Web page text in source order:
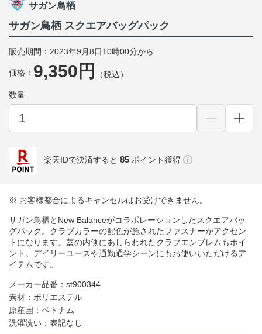
サガン鳥栖
サガン鳥栖 スクエアバッグパック
販売期間：2023年9月8日10時00分から
価格： 9,350円 （税込）
数量
楽天IDで決済すると 85 ポイント獲得
※ お客様都合によるキャンセルはお受けできません。
サガン鳥栖とNew Balanceがコラボレーションしたスクエアバッ
グパック。クラブカラーの配色が施されたファスナーがアクセン
トになります。蓋の内側にあしらわれたクラブエンブレムもポイ
ント。デイリーユースや通勤通学シーンにもお使いいただけるア
イテムです。
メーカー品番：st900344
素材：ポリエステル
原産国：ベトナム
洗濯洗い：表記なし